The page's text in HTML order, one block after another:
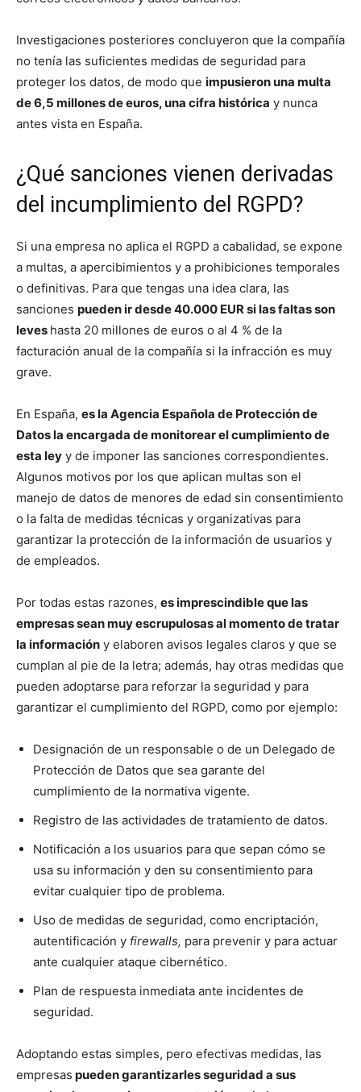
Investigaciones posteriores concluyeron que la compañía
no tenía las suficientes medidas de seguridad para
proteger los datos, de modo que impusieron una multa
de 6,5 millones de euros, una cifra histórica y nunca
antes vista en España.
¿Qué sanciones vienen derivadas
del incumplimiento del RGPD?
Si una empresa no aplica el RGPD a cabalidad, se expone
a multas, a apercibimientos y a prohibiciones temporales
o definitivas. Para que tengas una idea clara, las
sanciones pueden ir desde 40.000 EUR si las faltas son
leves hasta 20 millones de euros o al 4 % de la
facturación anual de la compañía si la infracción es muy
grave.
En España, es la Agencia Española de Protección de
Datos la encargada de monitorear el cumplimiento de
esta ley y de imponer las sanciones correspondientes.
Algunos motivos por los que aplican multas son el
manejo de datos de menores de edad sin consentimiento
o la falta de medidas técnicas y organizativas para
garantizar la protección de la información de usuarios y
de empleados.
Por todas estas razones, es imprescindible que las
empresas sean muy escrupulosas al momento de tratar
la información y elaboren avisos legales claros y que se
cumplan al pie de la letra; además, hay otras medidas que
pueden adoptarse para reforzar la seguridad y para
garantizar el cumplimiento del RGPD, como por ejemplo:
Designación de un responsable o de un Delegado de
Protección de Datos que sea garante del
cumplimiento de la normativa vigente.
Registro de las actividades de tratamiento de datos.
Notificación a los usuarios para que sepan cómo se
usa su información y den su consentimiento para
evitar cualquier tipo de problema.
Uso de medidas de seguridad, como encriptación,
autentificación y firewalls, para prevenir y para actuar
ante cualquier ataque cibernético.
Plan de respuesta inmediata ante incidentes de
seguridad.
Adoptando estas simples, pero efectivas medidas, las
empresas pueden garantizarles seguridad a sus